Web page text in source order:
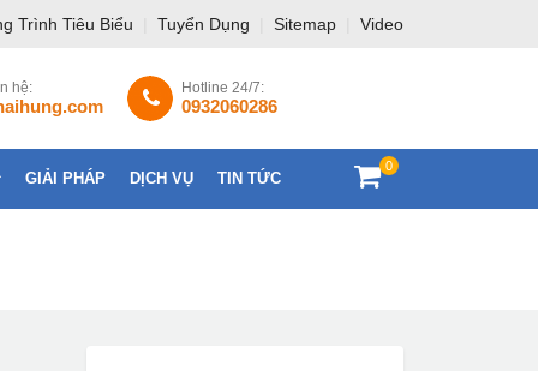
Trình Tiêu Biểu Tuyển Dụng Sitemap Video
Hotline 24/7:
0932060286
hệ:
0
GIẢI PHÁP DỊCH VỤ TIN TỨC